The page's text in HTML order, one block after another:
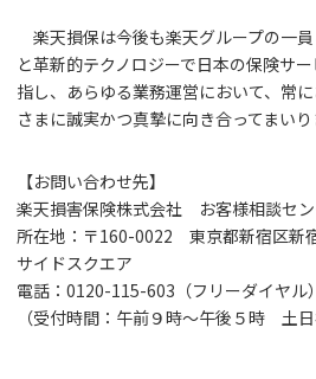
楽天損保は今後も楽天グループの一
と革新的テクノロジーで日本の保険サ
指し、あらゆる業務運営において、常
さまに誠実かつ真摯に向き合ってまいり
【お問い合わせ先】
楽天損害保険株式会社 お客様相談セ
所在地：〒160-0022 東京都新宿区新
サイドスクエア
電話：0120-115-603（フリーダイヤル）
（受付時間：午前９時～午後５時 土